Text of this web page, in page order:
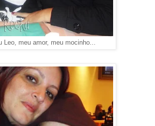
Leo, meu amor, meu mocinho...